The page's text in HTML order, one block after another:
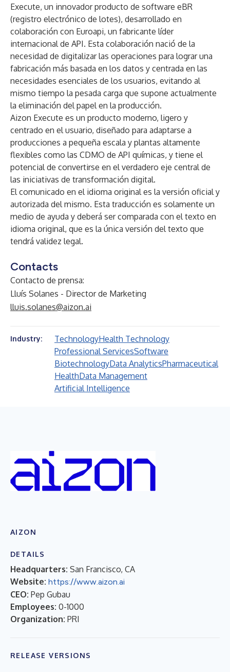
Execute, un innovador producto de software eBR
(registro electrónico de lotes), desarrollado en
colaboración con Euroapi, un fabricante líder
internacional de API. Esta colaboración nació de la
necesidad de digitalizar las operaciones para lograr una
fabricación más basada en los datos y centrada en las
necesidades esenciales de los usuarios, evitando al
mismo tiempo la pesada carga que supone actualmente
la eliminación del papel en la producción.
Aizon Execute es un producto moderno, ligero y
centrado en el usuario, diseñado para adaptarse a
producciones a pequeña escala y plantas altamente
flexibles como las CDMO de API químicas, y tiene el
potencial de convertirse en el verdadero eje central de
las iniciativas de transformación digital.
El comunicado en el idioma original es la versión oficial y
autorizada del mismo. Esta traducción es solamente un
medio de ayuda y deberá ser comparada con el texto en
idioma original, que es la única versión del texto que
tendrá validez legal.
Contacts
Contacto de prensa:
Lluís Solanes - Director de Marketing
lluis.solanes@aizon.ai
Industry: TechnologyHealth Technology
Professional ServicesSoftware
BiotechnologyData AnalyticsPharmaceutical
HealthData Management
Artificial Intelligence
AIZON
DETAILS
Headquarters: San Francisco, CA
Website: https://www.aizon.ai
CEO: Pep Gubau
Employees: 0-1000
Organization: PRI
RELEASE VERSIONS